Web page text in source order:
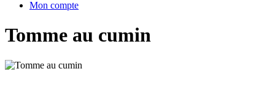
Mon compte
Tomme au cumin